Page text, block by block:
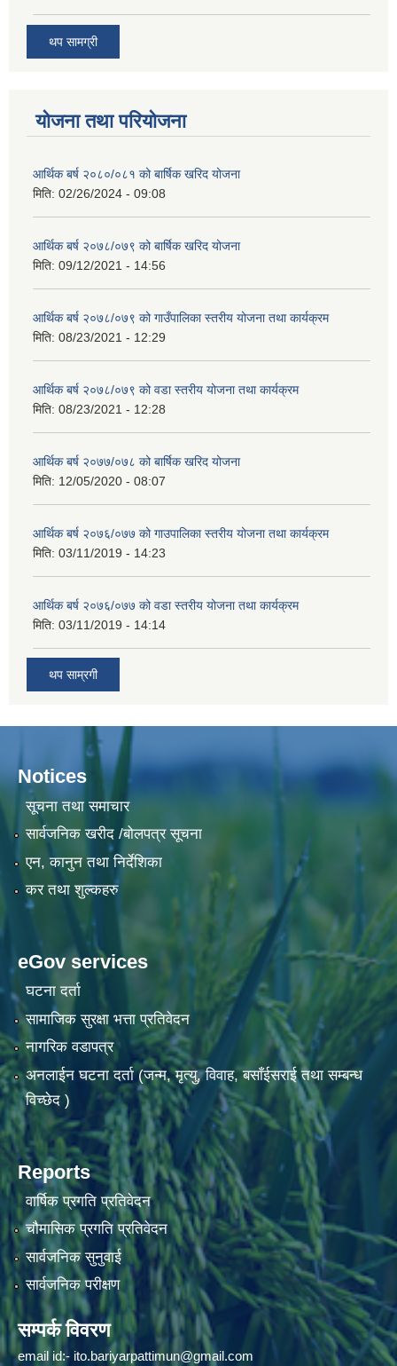
थप सामग्री
योजना तथा परियोजना
आर्थिक बर्ष २०८०/०८१ को बार्षिक खरिद योजना
मिति: 02/26/2024 - 09:08
आर्थिक बर्ष २०७८/०७९ को बार्षिक खरिद योजना
मिति: 09/12/2021 - 14:56
आर्थिक बर्ष २०७८/०७९ को गाउँपालिका स्तरीय योजना तथा कार्यक्रम
मिति: 08/23/2021 - 12:29
आर्थिक बर्ष २०७८/०७९ को वडा स्तरीय योजना तथा कार्यक्रम
मिति: 08/23/2021 - 12:28
आर्थिक बर्ष २०७७/०७८ को बार्षिक खरिद योजना
मिति: 12/05/2020 - 08:07
आर्थिक बर्ष २०७६/०७७ को गाउपालिका स्तरीय योजना तथा कार्यक्रम
मिति: 03/11/2019 - 14:23
आर्थिक बर्ष २०७६/०७७ को वडा स्तरीय योजना तथा कार्यक्रम
मिति: 03/11/2019 - 14:14
थप साम्रगी
Notices
सूचना तथा समाचार
सार्वजनिक खरीद /बोलपत्र सूचना
एन, कानुन तथा निर्देशिका
कर तथा शुल्कहरु
eGov services
घटना दर्ता
सामाजिक सुरक्षा भत्ता प्रतिवेदन
नागरिक वडापत्र
अनलाईन घटना दर्ता (जन्म, मृत्यु, विवाह, बसाँईसराई तथा सम्बन्ध
विच्छेद )
Reports
वार्षिक प्रगति प्रतिवेदन
चौमासिक प्रगति प्रतिवेदन
सार्वजनिक सुनुवाई
सार्वजनिक परीक्षण
सम्पर्क विवरण
email id:- ito.bariyarpattimun@gmail.com